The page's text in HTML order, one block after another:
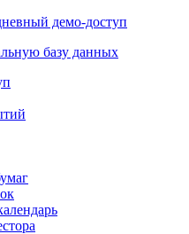
демо-доступ
базу данных